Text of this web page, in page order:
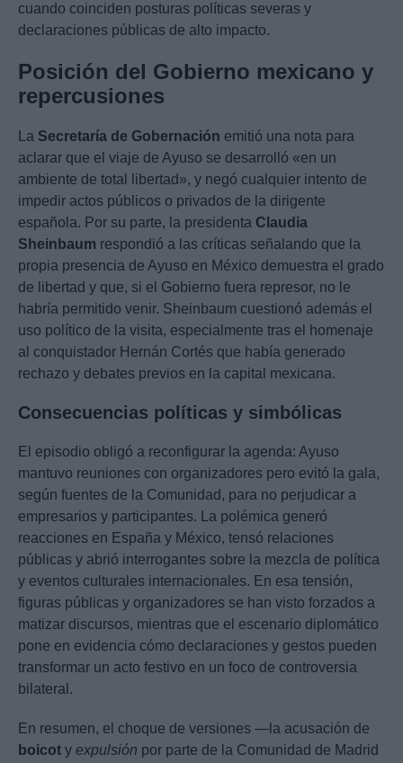
cuando coinciden posturas políticas severas y
declaraciones públicas de alto impacto.
Posición del Gobierno mexicano y
repercusiones
La Secretaría de Gobernación emitió una nota para
aclarar que el viaje de Ayuso se desarrolló «en un
ambiente de total libertad», y negó cualquier intento de
impedir actos públicos o privados de la dirigente
española. Por su parte, la presidenta Claudia
Sheinbaum respondió a las críticas señalando que la
propia presencia de Ayuso en México demuestra el grado
de libertad y que, si el Gobierno fuera represor, no le
habría permitido venir. Sheinbaum cuestionó además el
uso político de la visita, especialmente tras el homenaje
al conquistador Hernán Cortés que había generado
rechazo y debates previos en la capital mexicana.
Consecuencias políticas y simbólicas
El episodio obligó a reconfigurar la agenda: Ayuso
mantuvo reuniones con organizadores pero evitó la gala,
según fuentes de la Comunidad, para no perjudicar a
empresarios y participantes. La polémica generó
reacciones en España y México, tensó relaciones
públicas y abrió interrogantes sobre la mezcla de política
y eventos culturales internacionales. En esa tensión,
figuras públicas y organizadores se han visto forzados a
matizar discursos, mientras que el escenario diplomático
pone en evidencia cómo declaraciones y gestos pueden
transformar un acto festivo en un foco de controversia
bilateral.
En resumen, el choque de versiones —la acusación de
boicot y expulsión por parte de la Comunidad de Madrid